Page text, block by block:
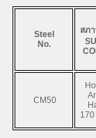
Steel
No.
สภ
CM50